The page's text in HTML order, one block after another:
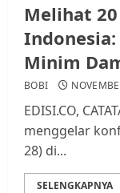
Melihat
Minim
BOBI
EDISI.CO,
menggelar
28) di...
SELENGKAPNYA